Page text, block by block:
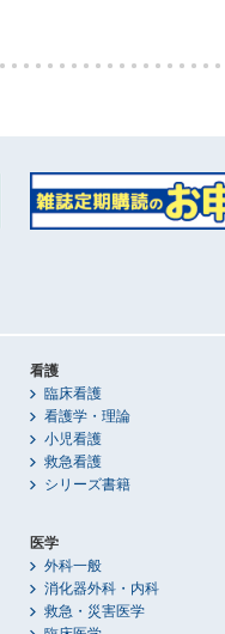
看護
臨床看護
看護学・理論
小児看護
救急看護
シリーズ書籍
医学
外科一般
消化器外科・内科
救急・災害医学